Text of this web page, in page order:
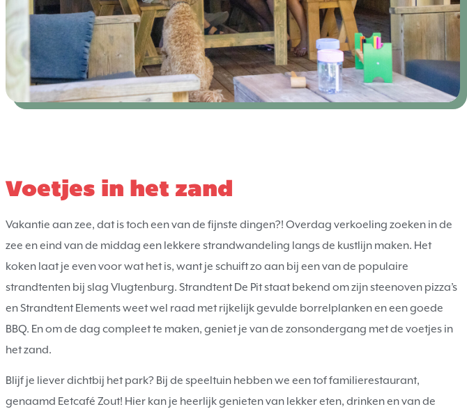
Voetjes in het zand
Vakantie aan zee, dat is toch een van de fijnste dingen?! Overdag verkoeling zoeken in de
zee en eind van de middag een lekkere strandwandeling langs de kustlijn maken. Het
koken laat je even voor wat het is, want je schuift zo aan bij een van de populaire
strandtenten bij slag Vlugtenburg. Strandtent De Pit staat bekend om zijn steenoven pizza’s
en Strandtent Elements weet wel raad met rijkelijk gevulde borrelplanken en een goede
BBQ. En om de dag compleet te maken, geniet je van de zonsondergang met de voetjes in
het zand.
Blijf je liever dichtbij het park? Bij de speeltuin hebben we een tof familierestaurant,
genaamd Eetcafé Zout! Hier kan je heerlijk genieten van lekker eten, drinken en van de